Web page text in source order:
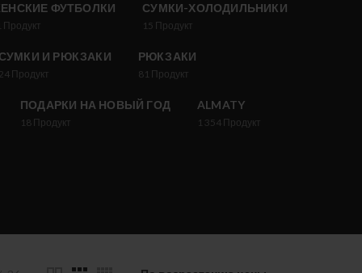
ФУТБОЛКИ
Продукт
СУМКИ-ХОЛОДИЛЬНИКИ
15 Продукт
СУМКИ И РЮКЗАКИ
24 Продукт
РЮКЗАКИ
81 Продукт
ПОДАРКИ НА НОВЫЙ ГОД
18 Продукт
ALMATY
1 354 Продукт